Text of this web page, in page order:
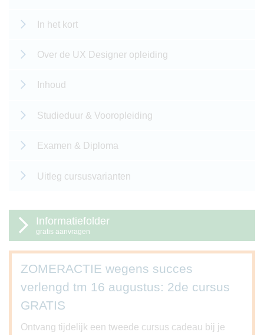
In het kort
Over de UX Designer opleiding
Inhoud
Studieduur & Vooropleiding
Examen & Diploma
Uitleg cursusvarianten
Informatiefolder
gratis aanvragen
ZOMERACTIE wegens succes
verlengd tm 16 augustus: 2de cursus
GRATIS
Ontvang tijdelijk een tweede cursus cadeau bij je